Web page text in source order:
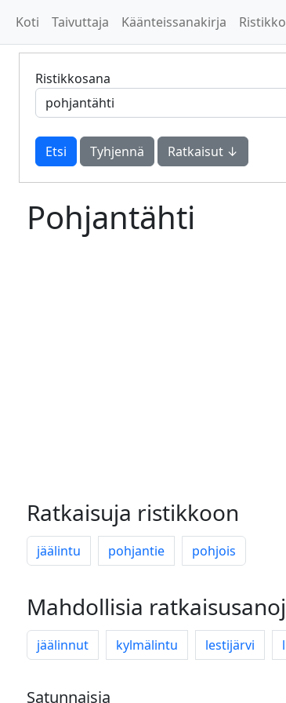
Koti Taivuttaja Käänteissanakirja
Ristikkosana
Tyhjennä Ratkaisut ↓
Pohjantähti
Ratkaisuja ristikkoon
jäälintu pohjantie pohjois
Mahdollisia
jäälinnut kylmälintu lestijärvi
Satunnaisia